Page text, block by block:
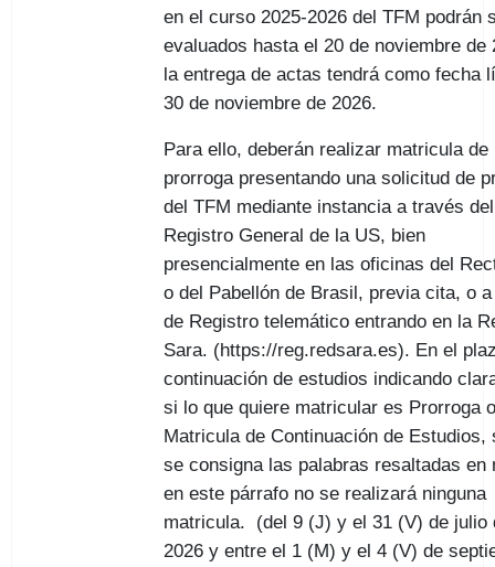
en el curso 2025-2026 del TFM podrán
evaluados hasta el 20 de noviembre de
la entrega de actas tendrá como fecha
30 de noviembre de 2026.
Para ello, deberán realizar matricula de
prorroga presentando una solicitud de
del TFM mediante instancia a través del
Registro General de la US, bien
presencialmente en las oficinas del
o del Pabellón de Brasil, previa cita, o
de Registro telemático entrando en la
Sara. (https://reg.redsara.es). En el
continuación de estudios indicando
si lo que quiere matricular es Prorroga
Matricula de Continuación de Estudios,
se consigna las palabras resaltadas en
en este párrafo no se realizará ninguna
matricula. (del 9 (J) y el 31 (V) de julio
2026 y entre el 1 (M) y el 4 (V) de